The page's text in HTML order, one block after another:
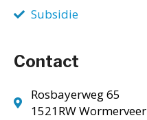
Subsidie
Contact
Rosbayerweg 65
1521RW Wormerveer